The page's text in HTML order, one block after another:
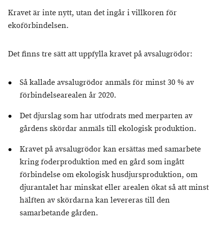
Kravet är inte nytt, utan det ingår i villkoren för
ekoförbindelsen.
Det finns tre sätt att uppfylla kravet på avsalugrödor:
Så kallade avsalugrödor anmäls för minst 30 % av
förbindelsearealen år 2020.
Det djurslag som har utfodrats med merparten av
gårdens skördar anmäls till ekologisk produktion.
Kravet på avsalugrödor kan ersättas med samarbete
kring foderproduktion med en gård som ingått
förbindelse om ekologisk husdjursproduktion, om
djurantalet har minskat eller arealen ökat så att minst
hälften av skördarna kan levereras till den
samarbetande gården.